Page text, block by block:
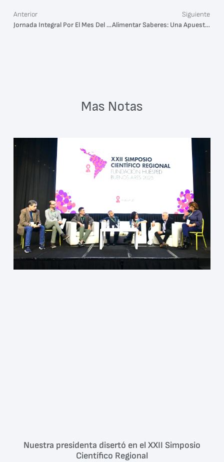
Anterior
Jornada Integral Por El Mes Del Orgullo
Siguiente
Alimentar Saberes: Una Apuesta A La Soberanía Alimentaria
Mas Notas
Nuestra presidenta disertó en el XXII Simposio
Científico Regional